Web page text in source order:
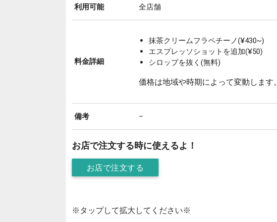
利用可能 全店舗
料金詳細
抹茶クリームフラペチーノ(¥430~)
エスプレッソショットを追加(¥50)
シロップを抜く(無料)
価格は地域や時期によって変動します。
備考 –
お店で注文する時に使えるよ！
お店で注文する
※タップして拡大してください※